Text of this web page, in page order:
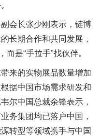
会长张少刚表示，链博
长期合作和共同发展，
而是“手拉手”找伙伴。
来的实物展品数量增加
据中国市场需求研发和
尔中国总裁余锋表示，
务集团均已落户中国，
转型等领域携手与中国